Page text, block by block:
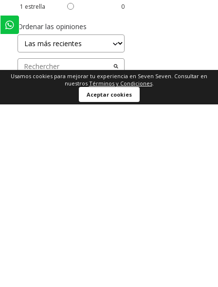
1 estrella 0
Ordenar las opiniones
Usamos cookies para mejorar tu experiencia en Seven Seven. Consultar en
nuestros Términos y Condiciones.
Aceptar cookies